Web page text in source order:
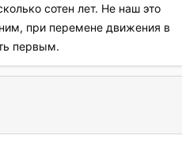
сотен лет. Не наш это
при перемене движения в
первым.